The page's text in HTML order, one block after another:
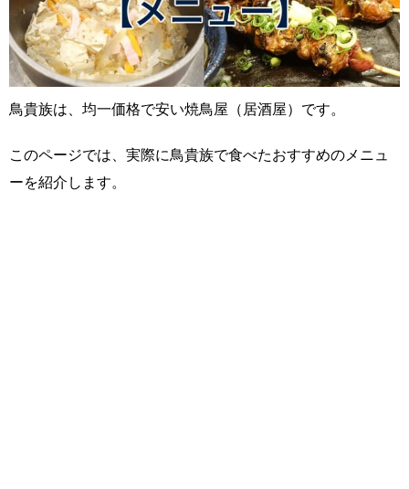
鳥貴族は、均一価格で安い焼鳥屋（居酒屋）です。
このページでは、実際に鳥貴族で食べたおすすめのメニュ
ーを紹介します。